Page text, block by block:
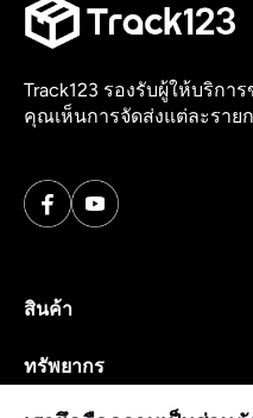
Track123 รองรับผู้ให้บริกา
คุณเห็นการจัดส่งแต่ละราย
สินค้า
ทรัพยากร